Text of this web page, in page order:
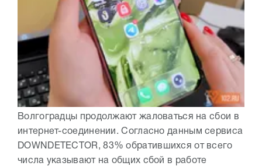
Волгоградцы продолжают жаловаться на сбои в
интернет-соединении. Согласно данным сервиса
DOWNDETECTOR, 83% обратившихся от всего
числа указывают на общих сбой в работе